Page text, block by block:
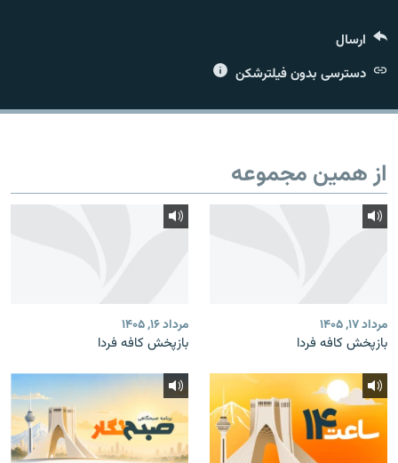
زبان‌های دیگر
ارسال
دسترسی بدون فیلترشکن
از همین مجموعه
مرداد ۱۷, ۱۴۰۵
بازپخش کافه فردا
مرداد ۱۶, ۱۴۰۵
بازپخش کافه فردا